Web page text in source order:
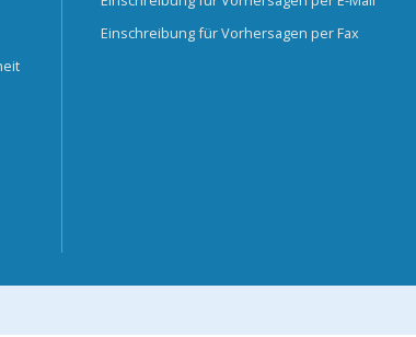
Einschreibung für Vorhersagen per Fax